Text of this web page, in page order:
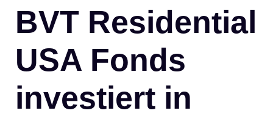
BVT Residential
USA Fonds
investiert in